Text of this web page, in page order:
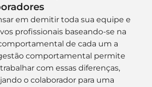
em demitir toda sua equipe e
profissionais baseando-se na
de cada um a
comportamental permite
com essas diferenças,
o colaborador para uma